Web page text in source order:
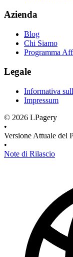
Azienda
Blog
Chi Siamo
Programma
Legale
Informativa
Impressum
© 2026 LPagery
•
Versione Attuale del
•
Note di Rilascio